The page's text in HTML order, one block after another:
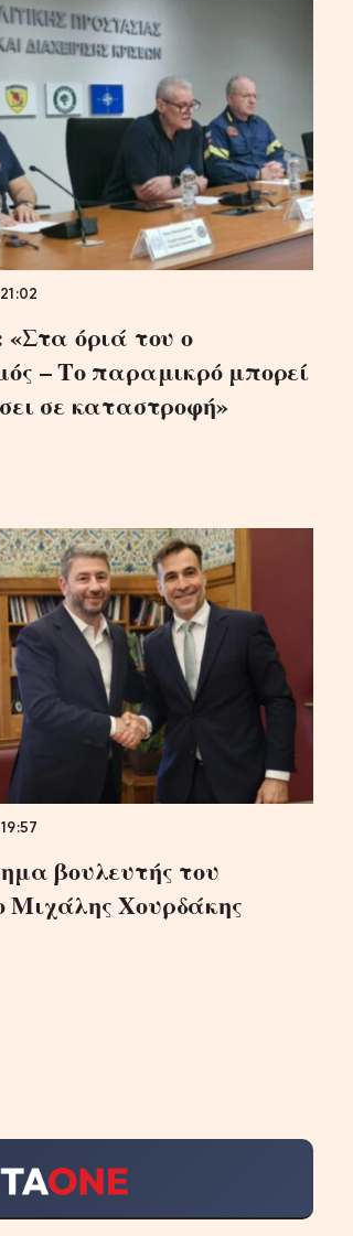
όριά του ο
– Το παραμικρό μπορεί
σε καταστροφή»
βουλευτής του
Χουρδάκης